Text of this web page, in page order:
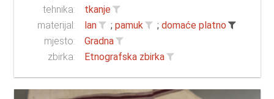
tehnika:
tkanje
materijal:
lan ; pamuk ; domaće platno
mjesto:
Gradna
zbirka:
Etnografska zbirka